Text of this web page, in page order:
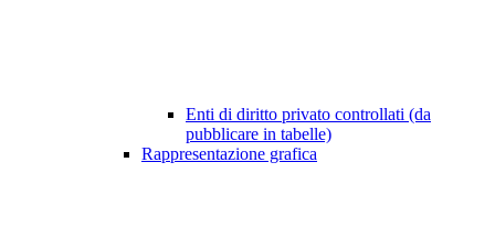
Enti di diritto privato controllati (da
pubblicare in tabelle)
Rappresentazione grafica